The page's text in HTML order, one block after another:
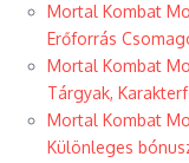
Mortal Kombat
Erőforrás
Mortal Kombat
Tárgyak,
Mortal Kombat
Különleges